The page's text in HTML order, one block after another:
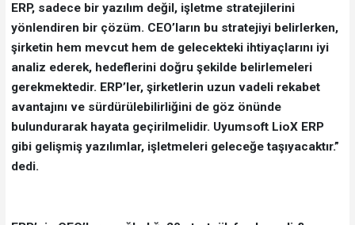
ERP, sadece bir yazılım değil, işletme stratejilerini
yönlendiren bir çözüm. CEO’ların bu stratejiyi belirlerken,
şirketin hem mevcut hem de gelecekteki ihtiyaçlarını iyi
analiz ederek, hedeflerini doğru şekilde belirlemeleri
gerekmektedir. ERP’ler, şirketlerin uzun vadeli rekabet
avantajını ve sürdürülebilirliğini de göz önünde
bulundurarak hayata geçirilmelidir. Uyumsoft LioX ERP
gibi gelişmiş yazılımlar, işletmeleri geleceğe taşıyacaktır.”
dedi.